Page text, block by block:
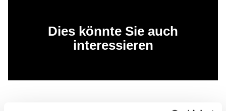
Dies könnte Sie auch
interessieren